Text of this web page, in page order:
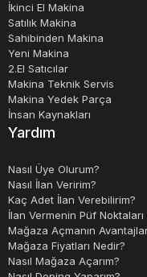
Takım aksesuarları
kritik bir konuma
kullanılan makinelerin
ürünlerin kalitesi,
karlılığı için büyük
kaliteli ve güvenilir
hale getirilmesi
İkinci El Makina
Satılık Makina
Sahibinden Makina
Yeni Makina
2.El Satıcılar
Makina Teknik Servis
Makina Yedek Parça
İnsan Kaynakları
Yardım
Nasıl Üye Olurum?
Nasıl İlan Veririm?
Kaç Adet İlan Verebilirim?
İlan Vermenin Püf Noktaları
Mağaza Açmanın
Mağaza Fiyatları Nedir?
Nasıl Mağaza Açarım?